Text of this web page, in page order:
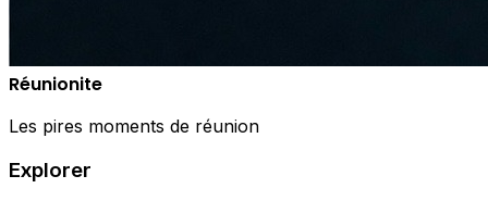
Réunionite
Les pires moments de réunion
Explorer